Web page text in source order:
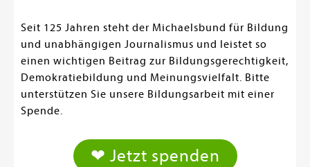
Seit 125 Jahren steht der Michaelsbund für Bildung
und unabhängigen Journalismus und leistet so
einen wichtigen Beitrag zur Bildungsgerechtigkeit,
Demokratiebildung und Meinungsvielfalt. Bitte
unterstützen Sie unsere Bildungsarbeit mit einer
Spende.
❤ Jetzt spenden